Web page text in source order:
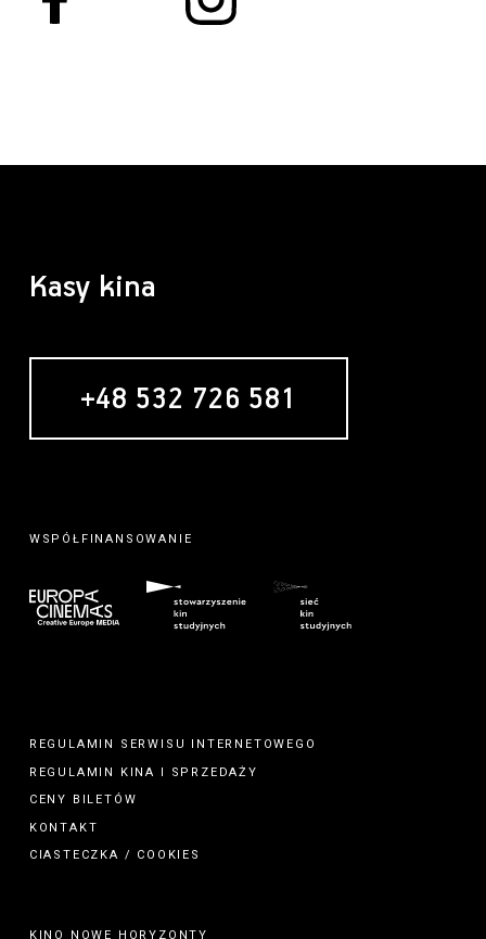
Kasy kina
+48 532 726 581
WSPÓŁFINANSOWANIE
REGULAMIN SERWISU INTERNETOWEGO
REGULAMIN KINA I
SPRZEDAŻY
CENY BILETÓW
KONTAKT
CIASTECZKA / COOKIES
KINO NOWE HORYZONTY